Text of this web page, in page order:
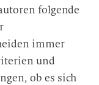
folgende
immer
und
ob es sich